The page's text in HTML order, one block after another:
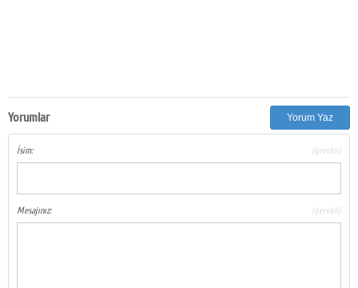
Yorumlar Yorum Yaz
İsim: (gerekli)
Mesajınız: (gerekli)